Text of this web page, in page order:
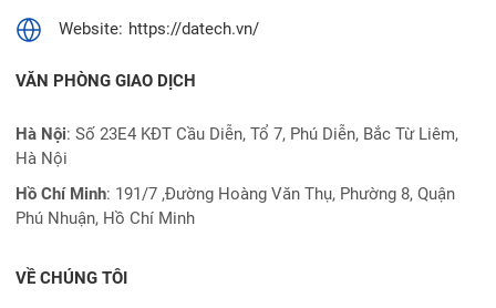
Website: https://datech.vn/
VĂN PHÒNG GIAO DỊCH
Hà Nội: Số 23E4 KĐT Cầu Diễn, Tổ 7, Phú Diễn, Bắc Từ Liêm,
Hà Nội
Hồ Chí Minh: 191/7 ,Đường Hoàng Văn Thụ, Phường 8, Quận
Phú Nhuận, Hồ Chí Minh
VỀ CHÚNG TÔI